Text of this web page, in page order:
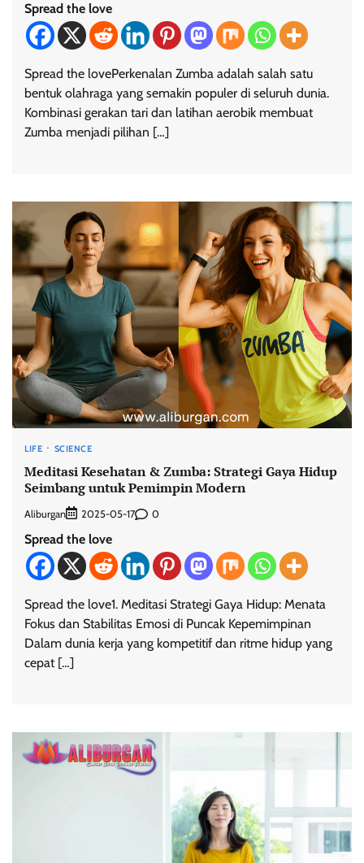
Spread the love
Spread the lovePerkenalan Zumba adalah salah satu
bentuk olahraga yang semakin populer di seluruh dunia.
Kombinasi gerakan tari dan latihan aerobik membuat
Zumba menjadi pilihan […]
LIFE SCIENCE
Meditasi Kesehatan & Zumba: Strategi Gaya Hidup
Seimbang untuk Pemimpin Modern
Aliburgan 2025-05-17 0
Spread the love
Spread the love1. Meditasi Strategi Gaya Hidup: Menata
Fokus dan Stabilitas Emosi di Puncak Kepemimpinan
Dalam dunia kerja yang kompetitif dan ritme hidup yang
cepat […]